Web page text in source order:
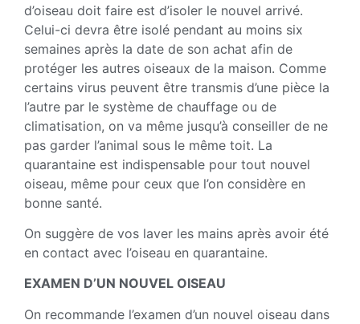
d’oiseau doit faire est d’isoler le nouvel arrivé.
Celui-ci devra être isolé pendant au moins six
semaines après la date de son achat afin de
protéger les autres oiseaux de la maison. Comme
certains virus peuvent être transmis d’une pièce la
l’autre par le système de chauffage ou de
climatisation, on va même jusqu’à conseiller de ne
pas garder l’animal sous le même toit. La
quarantaine est indispensable pour tout nouvel
oiseau, même pour ceux que l’on considère en
bonne santé.
On suggère de vos laver les mains après avoir été
en contact avec l’oiseau en quarantaine.
EXAMEN D’UN NOUVEL OISEAU
On recommande l’examen d’un nouvel oiseau dans